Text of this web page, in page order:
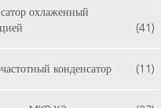
охлаженный
(41)
конденсатор (11)